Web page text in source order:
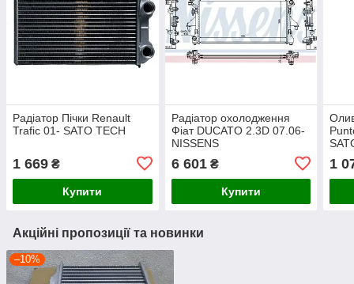
Радіатор Пічки Renault
Trafic 01- SATO TECH
1 669 ₴
Купити
Радіатор охолодження
Фіат DUCATO 2.3D 07.06-
NISSENS
6 601₴
Купити
1
Акційні пропозиції та новинки
–10%